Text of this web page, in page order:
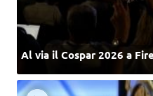
Al via il Cospar 2026 a